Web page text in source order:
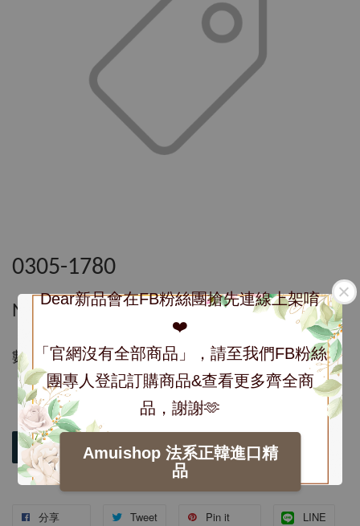
Dear新品會在FB粉絲團搶先連線上架唷
❤️
「官網沒有全部商品」，請至我們FB粉絲
團專人登記訂購商品&查看更多齊全商
品，謝謝🫶
Amuishop 法系正韓進口精
品
0305-1780
NT$ 1,780
數量
加入購物車
分享 Tweet Pin it LINE